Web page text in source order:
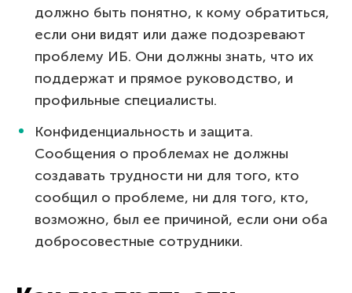
должно быть понятно, к кому обратиться,
если они видят или даже подозревают
проблему ИБ. Они должны знать, что их
поддержат и прямое руководство, и
профильные специалисты.
Конфиденциальность и защита.
Сообщения о проблемах не должны
создавать трудности ни для того, кто
сообщил о проблеме, ни для того, кто,
возможно, был ее причиной, если они оба
добросовестные сотрудники.